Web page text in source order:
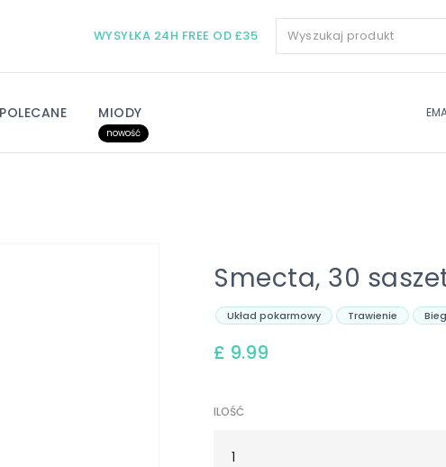
WYSYŁKA 24H FREE OD £35
POLECANE MIODY
nowość
Smecta, 30
Układ pokarmowy Trawienie
£ 9.99
ILOŚĆ